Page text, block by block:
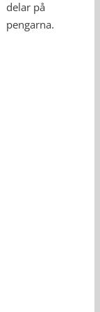
delar på
pengarna.